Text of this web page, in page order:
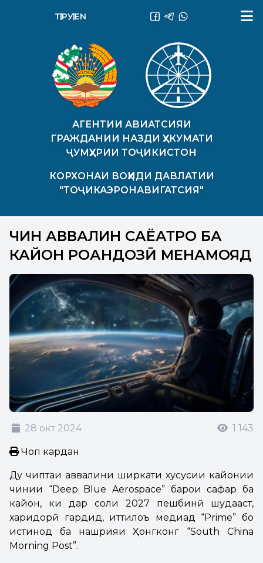
АГЕНТИИ АВИАТСИЯИ
ГРАЖДАНИИ НАЗДИ ҲУКУМАТИ
ҶУМҲУРИИ ТОҶИКИСТОН
КОРХОНАИ ВОҲИДИ ДАВЛАТИИ
"ТОҶИКАЭРОНАВИГАТСИЯ"
ТҶ РУEN
ЧИН АВВАЛИН САЁҲАТРО БА
КАЙҲОН РОҲАНДОЗӢ МЕНАМОЯД
28 окт 2024 1 143
Чоп кардан
Ду чиптаи аввалини ширкати хусусии кайҳонии
чинии “Deep Blue Aerospace” барои сафар ба
кайҳон, ки дар соли 2027 пешбинӣ шудааст,
харидорӣ гардид, иттилоъ медиҳад “Prime” бо
истинод ба нашрияи Ҳонгконг “South China
Morning Post”.